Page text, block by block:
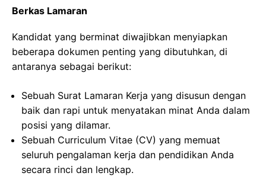
Berkas Lamaran
Kandidat yang berminat diwajibkan menyiapkan
beberapa dokumen penting yang dibutuhkan, di
antaranya sebagai berikut:
Sebuah Surat Lamaran Kerja yang disusun dengan
baik dan rapi untuk menyatakan minat Anda dalam
posisi yang dilamar.
Sebuah Curriculum Vitae (CV) yang memuat
seluruh pengalaman kerja dan pendidikan Anda
secara rinci dan lengkap.